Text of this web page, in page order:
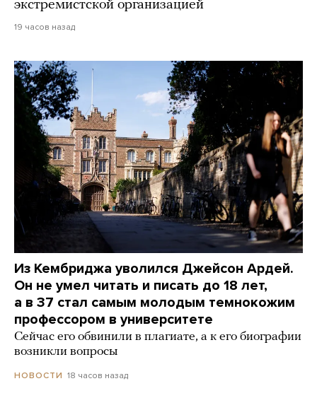
экстремистской организацией
19 часов назад
Из Кембриджа уволился Джейсон Ардей.
Он не умел читать и писать до 18 лет,
а в 37 стал самым молодым темнокожим
профессором в университете
Сейчас его обвинили в плагиате, а к его биографии
возникли вопросы
НОВОСТИ 18 часов назад